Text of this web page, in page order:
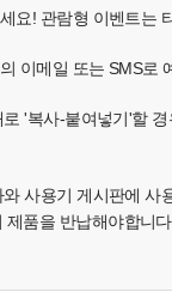
요! 관람형 이벤트는
이메일 또는 SMS로
'복사-붙여넣기'할
사용기 게시판에 사
품을 반납해야합니